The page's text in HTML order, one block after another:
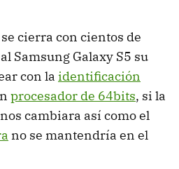
cierra con cientos de
Samsung Galaxy S5 su
con la identificación
procesador de 64bits, si la
cambiara así como el
no se mantendría en el